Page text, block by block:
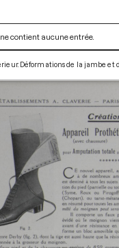
contient aucune entrée.